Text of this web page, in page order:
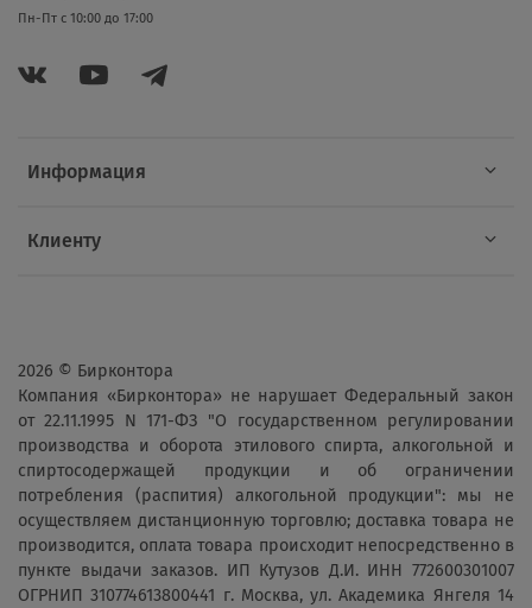
Информация
Клиенту
Пн-Пт с 10:00 до 17:00
2026 © Бирконтора
Компания «Бирконтора» не нарушает Федеральный закон
от 22.11.1995 N 171-ФЗ "О государственном регулировании
производства и оборота этилового спирта, алкогольной и
спиртосодержащей продукции и об ограничении
потребления (распития) алкогольной продукции": мы не
осуществляем дистанционную торговлю; доставка товара не
производится, оплата товара происходит непосредственно в
пункте выдачи заказов. ИП Кутузов Д.И. ИНН 772600301007
ОГРНИП 310774613800441 г. Москва, ул. Академика Янгеля 14